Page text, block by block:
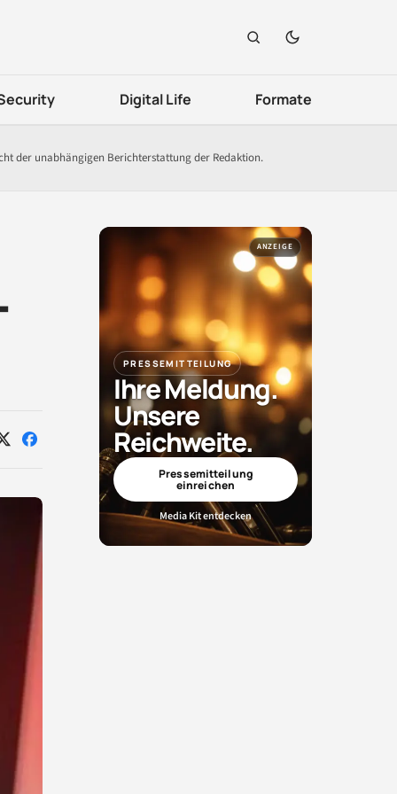
Digital Life Formate
der unabhängigen Berichterstattung der Redaktion.
Auf Auf
ANZEIGE
PRESSEMITTEILUNG
Ihre Meldung.
Unsere
Reichweite.
Pressemitteilung
einreichen
Media Kit entdecken